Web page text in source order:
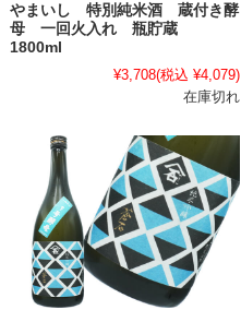
やまいし 特別純米酒 蔵付き酵
母 一回火入れ 瓶貯蔵
1800ml
¥3,708(税込 ¥4,079)
在庫切れ